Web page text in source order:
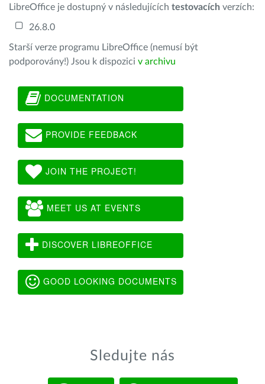
LibreOffice je dostupný v následujících testovacích verzích:
26.8.0
Starší verze programu LibreOffice (nemusí být
podporovány!) Jsou k dispozici v archivu
DOCUMENTATION
PROVIDE FEEDBACK
JOIN THE PROJECT!
MEET US AT EVENTS
DISCOVER LIBREOFFICE
GOOD LOOKING DOCUMENTS
Sledujte nás